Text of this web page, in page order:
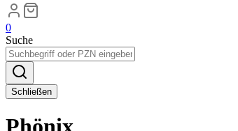
0
Suche
Schließen